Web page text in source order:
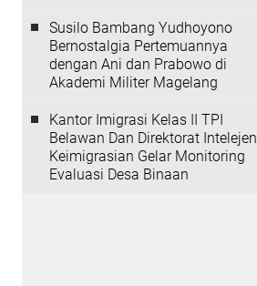
Susilo Bambang Yudhoyono
Bernostalgia Pertemuannya
dengan Ani dan Prabowo di
Akademi Militer Magelang
Kantor Imigrasi Kelas II TPI
Belawan Dan Direktorat Intelejen
Keimigrasian Gelar Monitoring
Evaluasi Desa Binaan